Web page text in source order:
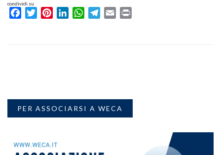
condividi su
FacebookTwitterPinterestLinkedInWhatsAppTelegram
Email
PER ASSOCIARSI A WECA